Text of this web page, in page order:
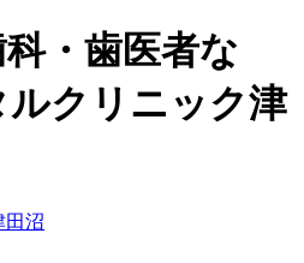
・歯医者な
ルクリニック津